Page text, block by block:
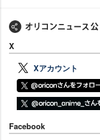
X
Xアカウント
Facebook